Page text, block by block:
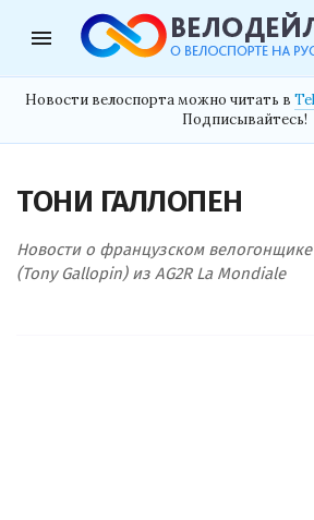
menu
Новости велоспорта можно читать в
Подписывайтесь!
ТОНИ ГАЛЛОПЕН
Новости о французском
(Tony Gallopin) из AG2R La Mondiale